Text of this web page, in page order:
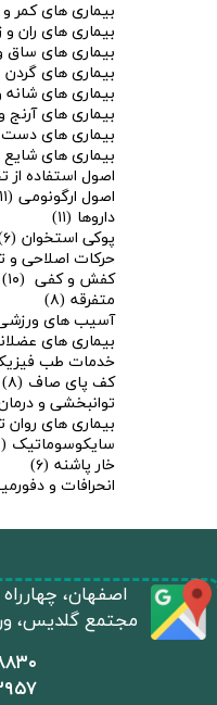
بیماری های کمر
بیماری های ران و
بیماری های ساق
بیماری های گردن
بیماری های
بیماری های آرنج
بیماری های
بیماری های شایع
اصول استفاده از
اصول ارگونومی (۱۱)
داروها (۱۱)
پوکی استخوان (۶)
حرکات اصلاحی و
کفش و کفی (۱۰)
متفرقه (۸)
آسیب های
بیماری های
خدمات طب
کف پای صاف (۸)
توانبخشی و
بیماری های روان
سایکوسوماتیک (۲)
خار پاشنه (۶)
انحرافات و
​اصفهان،
مجتمع گلدیس،